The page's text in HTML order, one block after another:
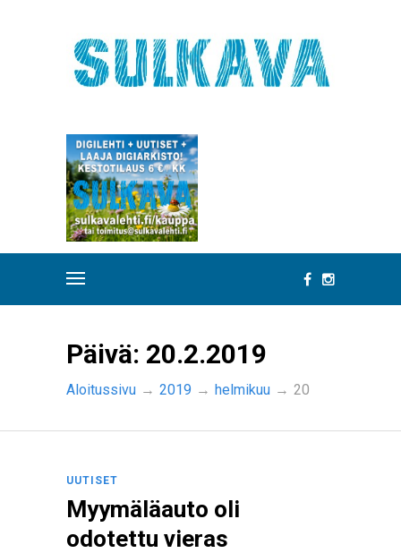
Päivä: 20.2.2019
Aloitussivu → 2019 → helmikuu → 20
UUTISET
Myymäläauto oli
odotettu vieras